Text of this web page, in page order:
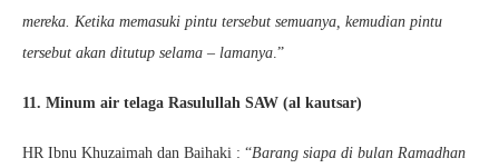
mereka. Ketika memasuki pintu tersebut semuanya, kemudian pintu
tersebut akan ditutup selama – lamanya.”
11. Minum air telaga Rasulullah SAW (al kautsar)
HR Ibnu Khuzaimah dan Baihaki : “Barang siapa di bulan Ramadhan